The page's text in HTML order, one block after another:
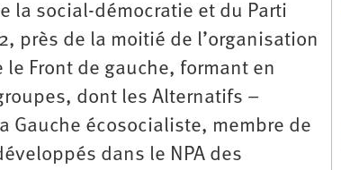
la social-démocratie et du Parti
près de la moitié de l’organisation
Front de gauche, formant en
dont les Alternatifs –
Gauche écosocialiste, membre de
dans le NPA des